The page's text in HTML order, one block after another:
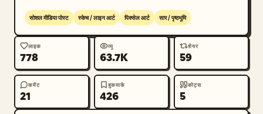
सोशल मीडिया पोस्ट स्केच / लाइन आर्ट पिक्सेल आर्ट सार / पृष्ठभूमि
लाइक
778
व्यू
63.7K
शेयर
59
कमेंट
21
बुकमार्क
426
कोट्स
5